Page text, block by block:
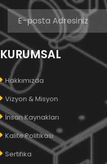
KURUMSAL
Hakkımızda
Vizyon & Misyon
İnsan Kaynakları
Kalite Politikası
Sertifika